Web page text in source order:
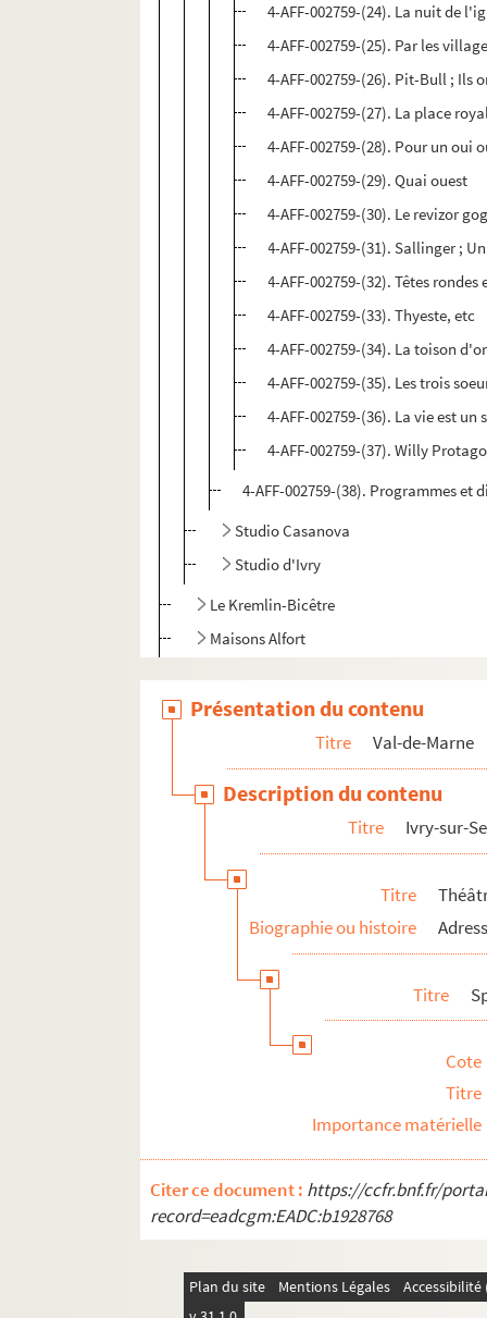
4-AFF-002759-(24). La nuit de
4-AFF-002759-(25). Par les
4-AFF-002759-(26). Pit-Bull ; Ils
4-AFF-002759-(27). La place
4-AFF-002759-(28). Pour un oui
4-AFF-002759-(29). Quai ouest
4-AFF-002759-(30). Le revizor
4-AFF-002759-(31). Sallinger ;
4-AFF-002759-(32). Têtes
4-AFF-002759-(33). Thyeste, etc
4-AFF-002759-(34). La toison d'or
4-AFF-002759-(35). Les trois
4-AFF-002759-(36). La vie est un
4-AFF-002759-(37). Willy
4-AFF-002759-(38). Programmes et
Studio Casanova
Studio d'Ivry
Le Kremlin-Bicêtre
Maisons Alfort
Le Perreux-sur-Marne
Saint-Maur
Villejuif
Vitry
Présentation du contenu
Titre Val-de-Marne
Description du contenu
Titre Ivry-sur-
Titre
Biographie ou histoire
Titre
Cote
Titre
Importance matérielle
Citer ce document : https://ccfr.bnf.fr/
record=eadcgm:EADC:b1928768
Plan du site Mentions Légales